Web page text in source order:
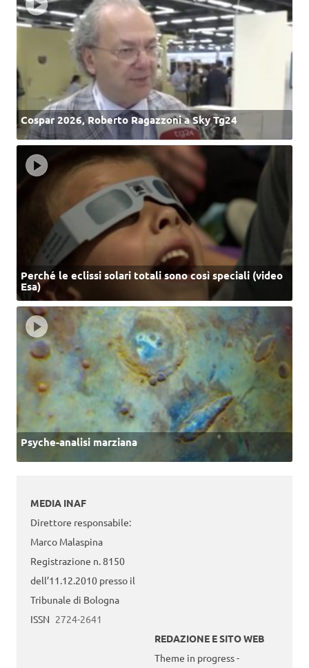
Cospar 2026, Roberto Ragazzoni a Sky Tg24
Perché le eclissi solari totali sono così speciali (video
Esa)
Psyche-analisi marziana
MEDIA INAF
Direttore responsabile:
Marco Malaspina
Registrazione n. 8150
dell’11.12.2010 presso il
Tribunale di Bologna
ISSN 2724-2641
REDAZIONE E SITO WEB
Theme in progress -